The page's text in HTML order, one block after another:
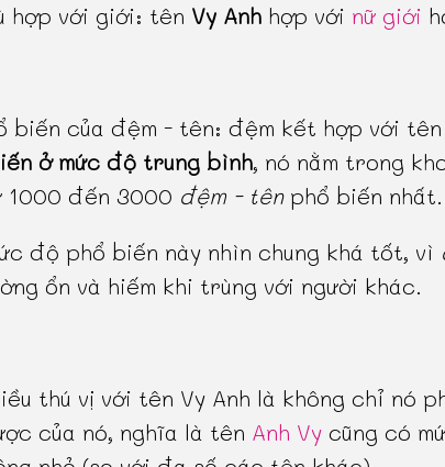
hợp với giới: tên Vy Anh hợp với nữ giới
biến của đệm - tên: đệm kết hợp với
ở mức độ trung bình, nó nằm trong
1000 đến 3000 đệm - tênphổ biến nhất.
độ phổ biến này nhìn chung khá tốt, vì
ổn và hiếm khi trùng với người khác.
thú vị với tên Vy Anh là không chỉ nó
của nó, nghĩa là tên Anh Vy cũng có